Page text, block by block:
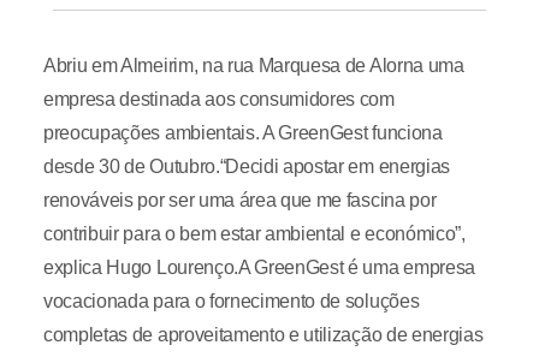
Abriu em Almeirim, na rua Marquesa de Alorna uma
empresa destinada aos consumidores com
preocupações ambientais. A GreenGest funciona
desde 30 de Outubro.“Decidi apostar em energias
renováveis por ser uma área que me fascina por
contribuir para o bem estar ambiental e económico”,
explica Hugo Lourenço.A GreenGest é uma empresa
vocacionada para o fornecimento de soluções
completas de aproveitamento e utilização de energias